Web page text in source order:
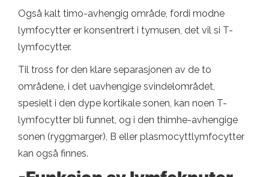
Også kalt timo-avhengig område, fordi modne
lymfocytter er konsentrert i tymusen, det vil si T-
lymfocytter.
Til tross for den klare separasjonen av de to
områdene, i det uavhengige svindelområdet,
spesielt i den dype kortikale sonen, kan noen T-
lymfocytter bli funnet, og i den thimhe-avhengige
sonen (ryggmarger), B eller plasmocyttlymfocytter
kan også finnes.